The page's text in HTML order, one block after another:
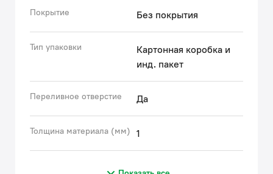
Покрытие Без покрытия
Тип упаковки
Картонная коробка и
инд. пакет
Переливное отверстие Да
Толщина материала (мм) 1